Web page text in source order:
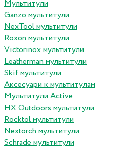
Мультитули
Ganzo мультитули
NexTool мультитули
Roxon мультитули
Victorinox мультитули
Leatherman мультитули
Skif мультитули
Аксесуари к мультитулам
Мультитули Active
HX Outdoors мультитули
Rocktol мультитули
Nextorch мультитули
Schrade мультитули